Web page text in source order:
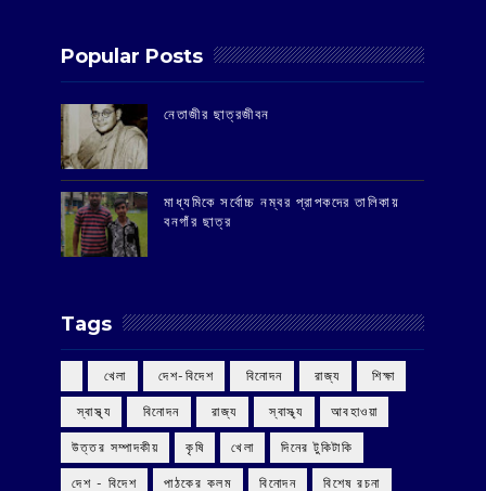
Popular Posts
‌নেতাজীর ছাত্রজীবন
মাধ্যমিকে সর্বোচ্চ নম্বর প্রাপকদের তালিকায়
বনগাঁর ছাত্র
Tags
‌ খেলা ‌ দেশ-বিদেশ ‌ বিনোদন ‌ রাজ্য ‌ শিক্ষা
‌ স্বাস্থ্য ‌ বিনোদন ‌ রাজ্য ‌ স্বাস্থ্য আবহাওয়া
উত্তর সম্পাদকীয় কৃষি খেলা দিনের টুকিটাকি
দেশ - বিদেশ পাঠকের কলম বিনোদন বিশেষ রচনা